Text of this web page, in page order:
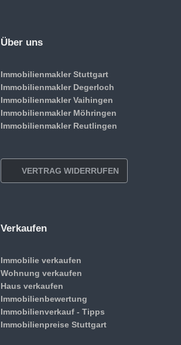
Über uns
Immobilienmakler Stuttgart
Immobilienmakler Degerloch
Immobilienmakler Vaihingen
Immobilienmakler Möhringen
Immobilienmakler Reutlingen
VERTRAG WIDERRUFEN
Verkaufen
Immobilie verkaufen
Wohnung verkaufen
Haus verkaufen
Immobilienbewertung
Immobilienverkauf - Tipps
Immobilienpreise Stuttgart